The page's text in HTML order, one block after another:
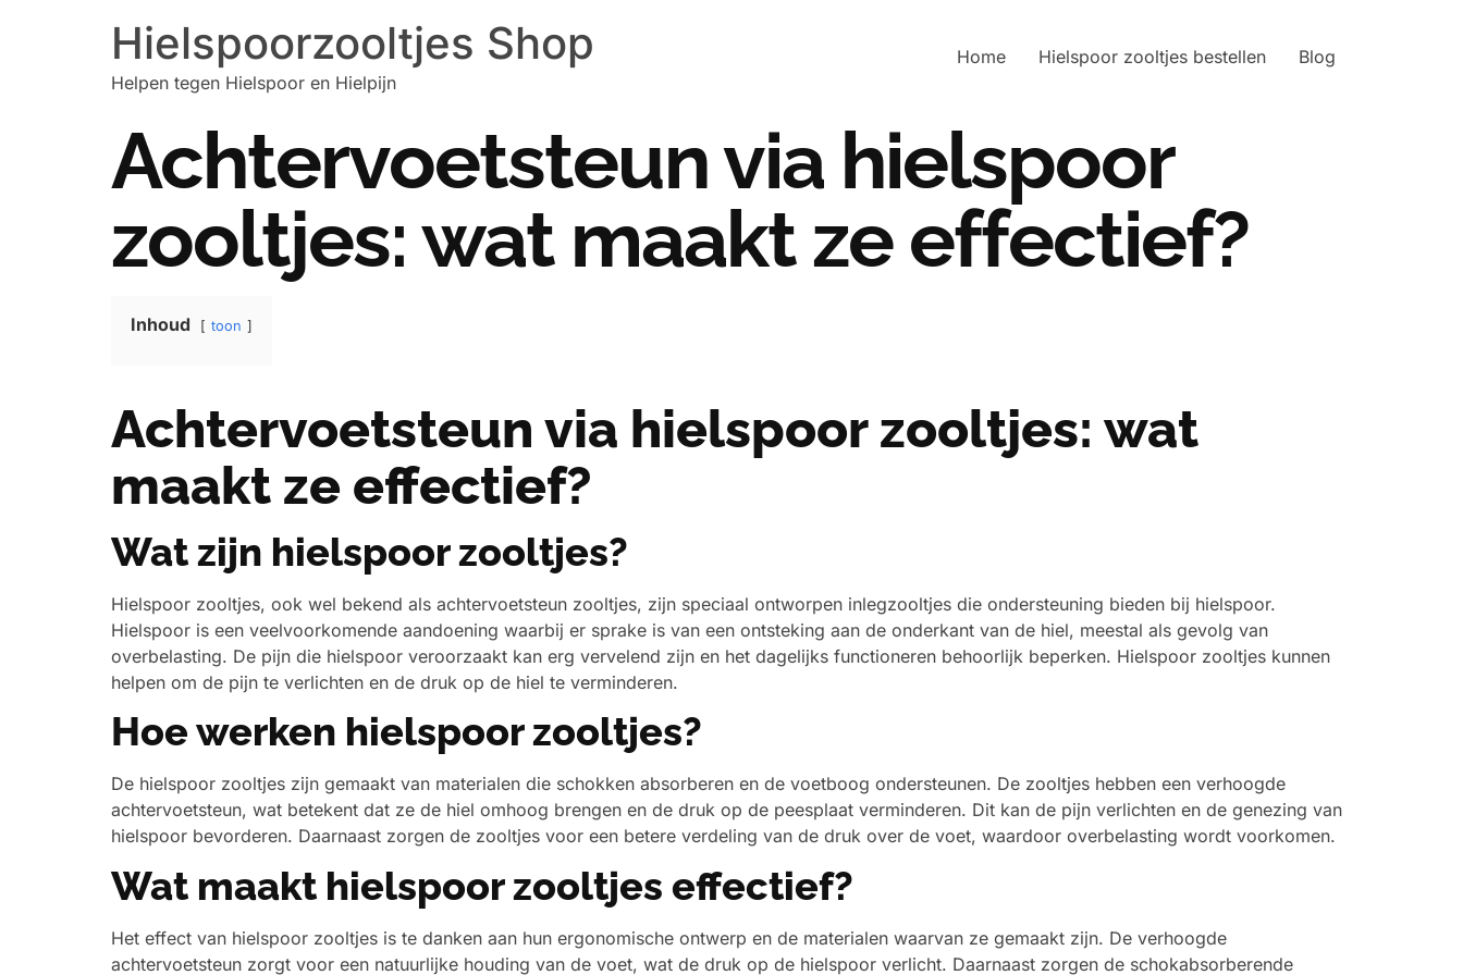
Hielspoorzooltjes Shop
Helpen tegen Hielspoor en Hielpijn
Home Hielspoor zooltjes bestellen Blog
Achtervoetsteun via hielspoor
zooltjes: wat maakt ze effectief?
Inhoud toon
Achtervoetsteun via hielspoor zooltjes: wat
maakt ze effectief?
Wat zijn hielspoor zooltjes?
Hielspoor zooltjes, ook wel bekend als achtervoetsteun zooltjes, zijn speciaal ontworpen inlegzooltjes die ondersteuning bieden bij hielspoor.
Hielspoor is een veelvoorkomende aandoening waarbij er sprake is van een ontsteking aan de onderkant van de hiel, meestal als gevolg van
overbelasting. De pijn die hielspoor veroorzaakt kan erg vervelend zijn en het dagelijks functioneren behoorlijk beperken. Hielspoor zooltjes kunnen
helpen om de pijn te verlichten en de druk op de hiel te verminderen.
Hoe werken hielspoor zooltjes?
De hielspoor zooltjes zijn gemaakt van materialen die schokken absorberen en de voetboog ondersteunen. De zooltjes hebben een verhoogde
achtervoetsteun, wat betekent dat ze de hiel omhoog brengen en de druk op de peesplaat verminderen. Dit kan de pijn verlichten en de genezing van
hielspoor bevorderen. Daarnaast zorgen de zooltjes voor een betere verdeling van de druk over de voet, waardoor overbelasting wordt voorkomen.
Wat maakt hielspoor zooltjes effectief?
Het effect van hielspoor zooltjes is te danken aan hun ergonomische ontwerp en de materialen waarvan ze gemaakt zijn. De verhoogde
achtervoetsteun zorgt voor een natuurlijke houding van de voet, wat de druk op de hielspoor verlicht. Daarnaast zorgen de schokabsorberende